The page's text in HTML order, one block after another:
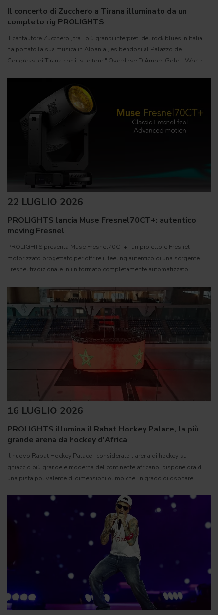
Il concerto di Zucchero a Tirana illuminato da un
completo rig PROLIGHTS
Il cantautore Zucchero , tra i più grandi interpreti del rock blues in Italia,
ha portato la sua musica in Albania , esibendosi al Palazzo dei
Congressi di Tirana con il suo tour " Overdose D'Amore Gold - World
22 LUGLIO 2026
PROLIGHTS lancia Muse Fresnel70CT+: autentico
moving Fresnel
PROLIGHTS presenta Muse Fresnel70CT+ , un proiettore Fresnel
motorizzato progettato per offrire il feeling autentico di una sorgente
Fresnel tradizionale in un formato completamente automatizzato.
16 LUGLIO 2026
PROLIGHTS illumina il Rabat Hockey Palace, la più
grande arena da hockey d'Africa
Il nuovo Rabat Hockey Palace , considerato l'arena di hockey su
ghiaccio più grande e moderna del continente africano, dispone ora di
una pista polivalente di dimensioni olimpiche, in grado di ospitare